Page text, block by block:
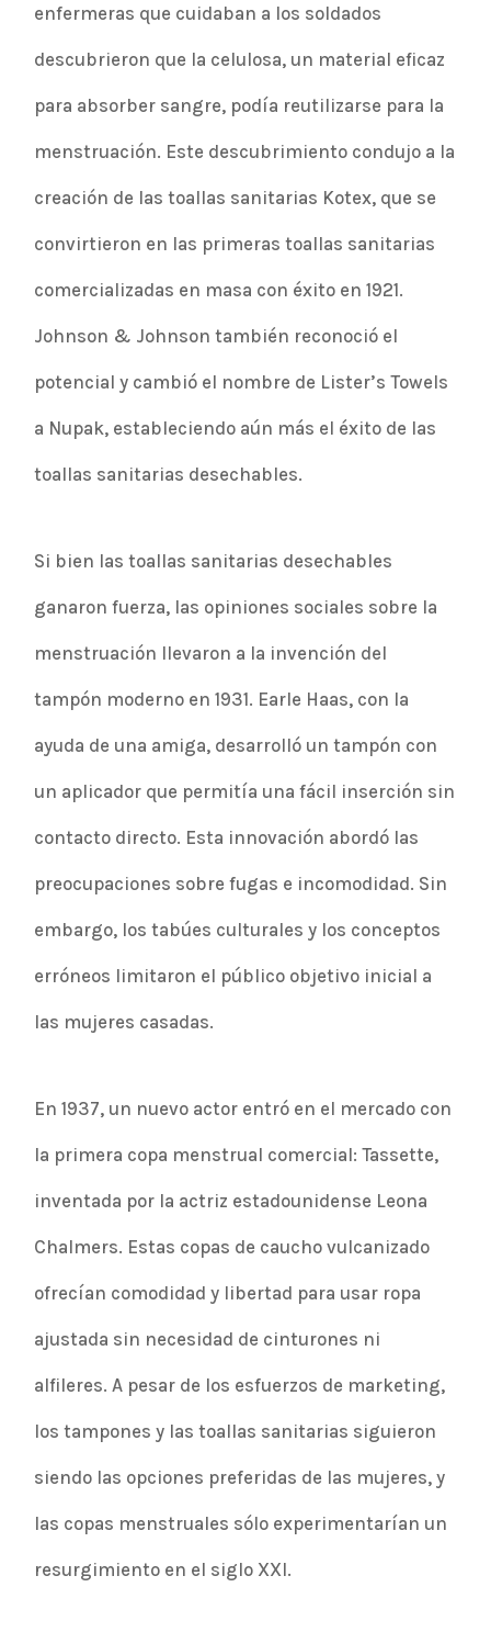
enfermeras que cuidaban a los soldados
descubrieron que la celulosa, un material eficaz
para absorber sangre, podía reutilizarse para la
menstruación. Este descubrimiento condujo a la
creación de las toallas sanitarias Kotex, que se
convirtieron en las primeras toallas sanitarias
comercializadas en masa con éxito en 1921.
Johnson & Johnson también reconoció el
potencial y cambió el nombre de Lister’s Towels
a Nupak, estableciendo aún más el éxito de las
toallas sanitarias desechables.
Si bien las toallas sanitarias desechables
ganaron fuerza, las opiniones sociales sobre la
menstruación llevaron a la invención del
tampón moderno en 1931. Earle Haas, con la
ayuda de una amiga, desarrolló un tampón con
un aplicador que permitía una fácil inserción sin
contacto directo. Esta innovación abordó las
preocupaciones sobre fugas e incomodidad. Sin
embargo, los tabúes culturales y los conceptos
erróneos limitaron el público objetivo inicial a
las mujeres casadas.
En 1937, un nuevo actor entró en el mercado con
la primera copa menstrual comercial: Tassette,
inventada por la actriz estadounidense Leona
Chalmers. Estas copas de caucho vulcanizado
ofrecían comodidad y libertad para usar ropa
ajustada sin necesidad de cinturones ni
alfileres. A pesar de los esfuerzos de marketing,
los tampones y las toallas sanitarias siguieron
siendo las opciones preferidas de las mujeres, y
las copas menstruales sólo experimentarían un
resurgimiento en el siglo XXI.